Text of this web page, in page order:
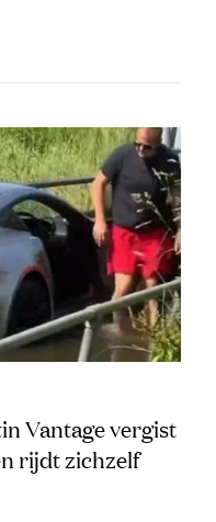
Vantage vergist
rijdt zichzelf